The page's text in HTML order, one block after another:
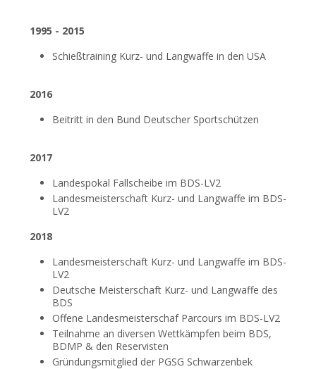
1995 - 2015
Schießtraining Kurz- und Langwaffe in den USA
2016
Beitritt in den Bund Deutscher Sportschützen
2017
Landespokal Fallscheibe im BDS-LV2
Landesmeisterschaft Kurz- und Langwaffe im BDS-
LV2
2018
Landesmeisterschaft Kurz- und Langwaffe im BDS-
LV2
Deutsche Meisterschaft Kurz- und Langwaffe des
BDS
Offene Landesmeisterschaf Parcours im BDS-LV2
Teilnahme an diversen Wettkämpfen beim BDS,
BDMP & den Reservisten
Gründungsmitglied der PGSG Schwarzenbek